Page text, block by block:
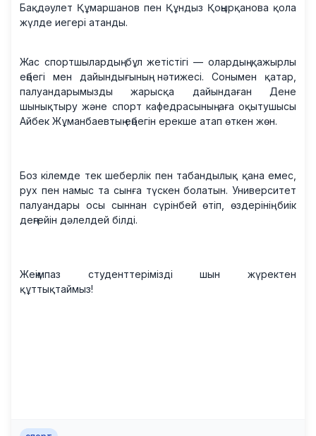
Бақдәулет Құмаршанов пен Құндыз Қоңырқанова қола
жүлде иегері атанды.
Жас спортшылардың бұл жетістігі — олардың қажырлы
еңбегі мен дайындығының нәтижесі. Сонымен қатар,
палуандарымызды жарысқа дайындаған Дене
шынықтыру және спорт кафедрасының аға оқытушысы
Айбек Жұманбаевтың еңбегін ерекше атап өткен жөн.
Боз кілемде тек шеберлік пен табандылық қана емес,
рух пен намыс та сынға түскен болатын. Университет
палуандары осы сыннан сүрінбей өтіп, өздерінің биік
деңгейін дәлелдей білді.
Жеңімпаз студенттерімізді шын жүректен
құттықтаймыз!